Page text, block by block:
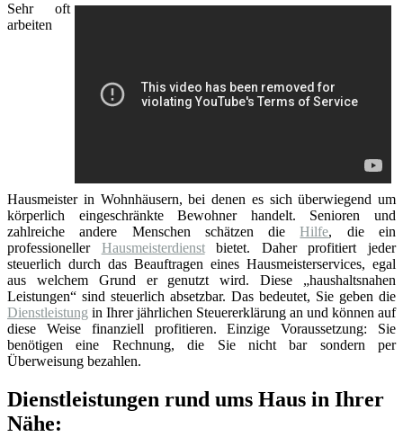
Sehr oft
arbeiten
Hausmeister in Wohnhäusern, bei denen es sich überwiegend um
körperlich eingeschränkte Bewohner handelt. Senioren und
zahlreiche andere Menschen schätzen dieHilfe, die ein
professioneller Hausmeisterdienstbietet. Daher profitiert jeder
steuerlich durch das Beauftragen eines Hausmeisterservices, egal
aus welchem Grund er genutzt wird. Diese „haushaltsnahen
Leistungen“ sind steuerlich absetzbar. Das bedeutet, Sie geben die
Dienstleistung in Ihrer jährlichen Steuererklärung an und können auf
diese Weise finanziell profitieren. Einzige Voraussetzung: Sie
benötigen eine Rechnung, die Sie nicht bar sondern per
Überweisung bezahlen.
Dienstleistungen rund ums Haus in Ihrer
Nähe: